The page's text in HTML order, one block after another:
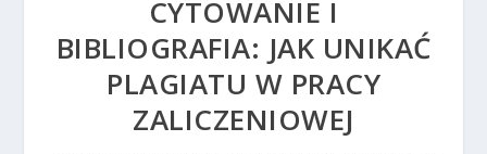
CYTOWANIE I
BIBLIOGRAFIA: JAK UNIKAĆ
PLAGIATU W PRACY
ZALICZENIOWEJ